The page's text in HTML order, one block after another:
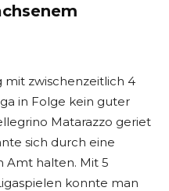
mit zwischenzeitlich 4
in Folge kein guter
Matarazzo geriet
sich durch eine
Amt halten. Mit 5
konnte man